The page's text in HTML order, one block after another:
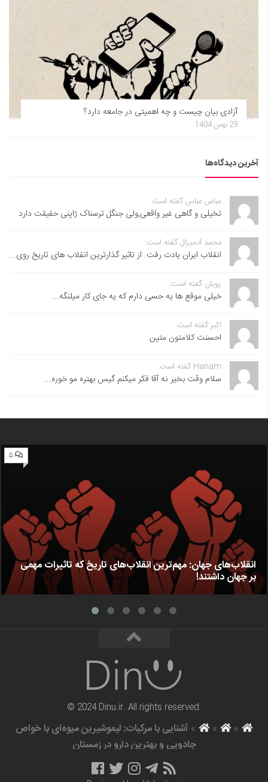
آزادی بیان چیست و چه اهمیتی در جامعه دارد؟
29 بهمن 1404
آخرین دیدگاه‌ها
عباس عباس گفته است:
تخیلی و گاهی غیر واقعی,ولی جنگل ترسناک ژاپنی حقیقت دارد
محمد آدمیرال گفته است:
انقلاب ایران یادت رفت. از تاثیر گذارترین انقلاب های تاریخ روی...
پویان گفته است:
خیلی موقع ها یه حسی دارم که یه جای کار میلنگه...
اکبر گفته است:
احسنت ‌کلامتون متین
Hanam گفته است:
سلام وقت بخیر نه آقا فکر میکنم گیس بهتره مو خوره...
۵
انقلاب‌های جهان: مهم‌ترین انقلاب‌های تاریخ که تاثیرات مهمی
بر جهان داشتند!
© 2024 Dinu.ir. All rights reserved.
»
»
» آشنایی با مرکبات: لیموشیرین میوه‌ای با خواص
جادویی و بهترین دارو در زمستان